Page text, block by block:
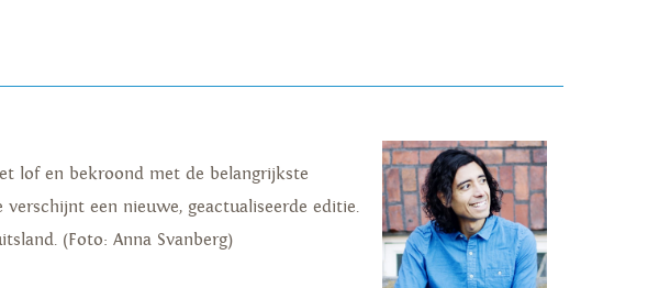
lof en bekroond met de belangrijkste
een nieuwe, geactualiseerde editie.
(Foto: Anna Svanberg)